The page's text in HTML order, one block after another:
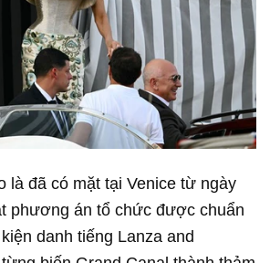
là đã có mặt tại Venice từ ngày
phương án tổ chức được chuẩn
danh tiếng Lanza and